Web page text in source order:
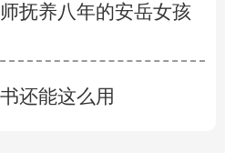
抚养八年的安岳女孩
还能这么用